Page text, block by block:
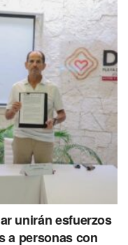
unirán esfuerzos
a personas con